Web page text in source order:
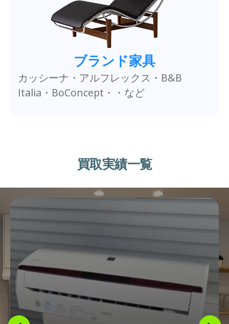
ブランド家具
カッシーナ・アルフレックス・B&B
Italia・BoConcept・・など
買取実績一覧